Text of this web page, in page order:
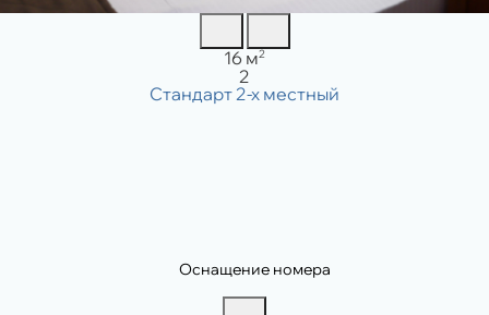
Площадь:
16 м2
Вместимость:
2
Оснащение номера